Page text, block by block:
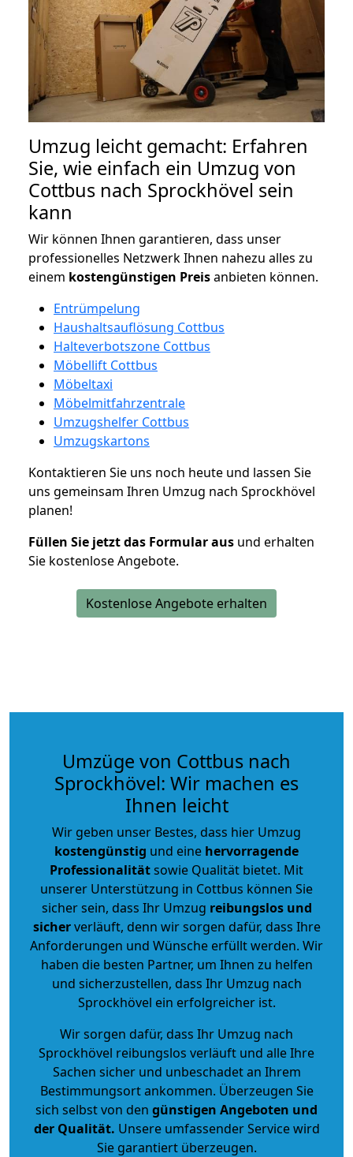
Umzug leicht gemacht: Erfahren
Sie, wie einfach ein Umzug von
Cottbus nach Sprockhövel sein
kann
Wir können Ihnen garantieren, dass unser
professionelles Netzwerk Ihnen nahezu alles zu
einem kostengünstigen Preisanbieten können.
Entrümpelung
Haushaltsauflösung Cottbus
Halteverbotszone Cottbus
Möbellift Cottbus
Möbeltaxi
Möbelmitfahrzentrale
Umzugshelfer Cottbus
Umzugskartons
Kontaktieren Sie uns noch heute und lassen Sie
uns gemeinsam Ihren Umzug nach Sprockhövel
planen!
Füllen Sie jetzt das Formular aus und erhalten
Sie kostenlose Angebote.
Kostenlose Angebote erhalten
Umzüge von Cottbus nach
Sprockhövel: Wir machen es
Ihnen leicht
Wir geben unser Bestes, dass hier Umzug
kostengünstig und eine hervorragende
Professionalitätsowie Qualität bietet. Mit
unserer Unterstützung in Cottbus können Sie
sicher sein, dass Ihr Umzug reibungslos und
sicherverläuft, denn wir sorgen dafür, dass Ihre
Anforderungen und Wünsche erfüllt werden. Wir
haben die besten Partner, um Ihnen zu helfen
und sicherzustellen, dass Ihr Umzug nach
Sprockhövel ein erfolgreicher ist.
Wir sorgen dafür, dass Ihr Umzug nach
Sprockhövel reibungslos verläuft und alle Ihre
Sachen sicher und unbeschadet an Ihrem
Bestimmungsort ankommen. Überzeugen Sie
sich selbst von den günstigen Angeboten und
der Qualität. Unsere umfassender Service wird
Sie garantiert überzeugen.